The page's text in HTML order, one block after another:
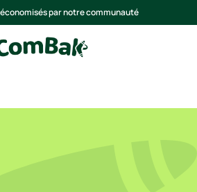
par notre communauté